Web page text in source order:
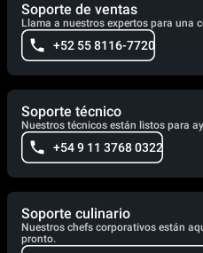
Soporte de ventas
Llama a nuestros expertos para una
+52 55 8116-7720
Soporte técnico
Nuestros técnicos están listos para
+54 9 11 3768 0322
Soporte culinario
Nuestros chefs corporativos están
pronto.